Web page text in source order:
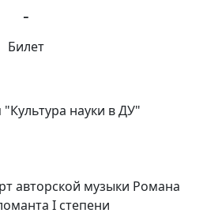
-
Билет
науки в ДУ"
авторской музыки Романа
I степени